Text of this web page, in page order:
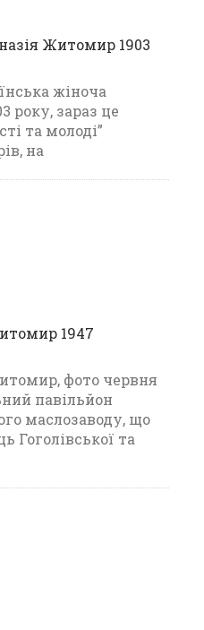
Житомир 1903
жіноча
року, зараз це
та молоді”
на
1947
фото червня
павільйон
маслозаводу, що
Гоголівської та